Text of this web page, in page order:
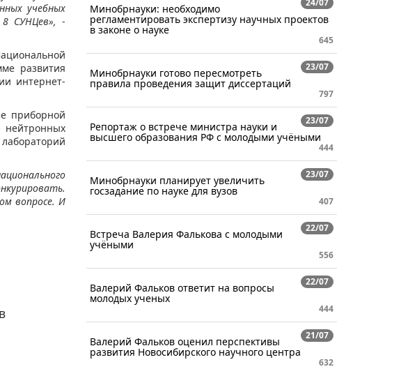
учебных
СУНЦев», -
развития
интернет-
приборной
нейтронных
вопросе. И
24/07
Минобрнауки: необходимо
регламентировать экспертизу научных проектов
в законе о науке
645
23/07
Минобрнауки готово пересмотреть
правила проведения защит диссертаций
797
23/07
Репортаж о встрече министра науки и
высшего образования РФ с молодыми учёными
444
23/07
Минобрнауки планирует увеличить
госзадание по науке для вузов
407
22/07
Встреча Валерия Фалькова с молодыми
учёными
556
22/07
Валерий Фальков ответит на вопросы
молодых ученых
444
21/07
Валерий Фальков оценил перспективы
развития Новосибирского научного центра
632